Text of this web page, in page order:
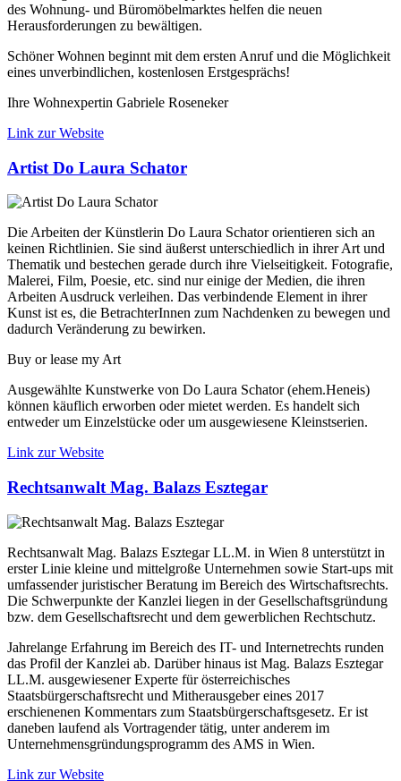
des Wohnung- und Büromöbelmarktes helfen die neuen
Herausforderungen zu bewältigen.
Schöner Wohnen beginnt mit dem ersten Anruf und die Möglichkeit
eines unverbindlichen, kostenlosen Erstgesprächs!
Ihre Wohnexpertin Gabriele Roseneker
Link zur Website
Artist Do Laura Schator
Die Arbeiten der Künstlerin Do Laura Schator orientieren sich an
keinen Richtlinien. Sie sind äußerst unterschiedlich in ihrer Art und
Thematik und bestechen gerade durch ihre Vielseitigkeit. Fotografie,
Malerei, Film, Poesie, etc. sind nur einige der Medien, die ihren
Arbeiten Ausdruck verleihen. Das verbindende Element in ihrer
Kunst ist es, die BetrachterInnen zum Nachdenken zu bewegen und
dadurch Veränderung zu bewirken.
Buy or lease my Art
Ausgewählte Kunstwerke von Do Laura Schator (ehem.Heneis)
können käuflich erworben oder mietet werden. Es handelt sich
entweder um Einzelstücke oder um ausgewiesene Kleinstserien.
Link zur Website
Rechtsanwalt Mag. Balazs Esztegar
Rechtsanwalt Mag. Balazs Esztegar LL.M. in Wien 8 unterstützt in
erster Linie kleine und mittelgroße Unternehmen sowie Start-ups mit
umfassender juristischer Beratung im Bereich des Wirtschaftsrechts.
Die Schwerpunkte der Kanzlei liegen in der Gesellschaftsgründung
bzw. dem Gesellschaftsrecht und dem gewerblichen Rechtschutz.
Jahrelange Erfahrung im Bereich des IT- und Internetrechts runden
das Profil der Kanzlei ab. Darüber hinaus ist Mag. Balazs Esztegar
LL.M. ausgewiesener Experte für österreichisches
Staatsbürgerschaftsrecht und Mitherausgeber eines 2017
erschienenen Kommentars zum Staatsbürgerschaftsgesetz. Er ist
daneben laufend als Vortragender tätig, unter anderem im
Unternehmensgründungsprogramm des AMS in Wien.
Link zur Website